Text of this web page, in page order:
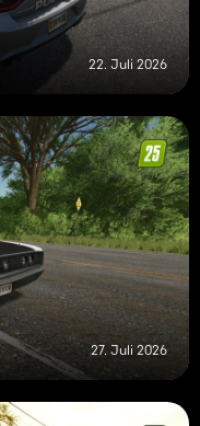
22. Juli 2026
27. Juli 2026